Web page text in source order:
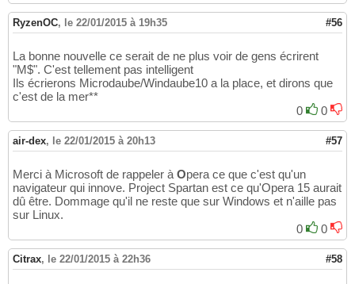
RyzenOC, le 22/01/2015 à 19h35 #56
La bonne nouvelle ce serait de ne plus voir de gens écrirent
"M$". C'est tellement pas intelligent
Ils écrierons Microdaube/Windaube10 a la place, et dirons que
c'est de la mer**
0
0
air-dex, le 22/01/2015 à 20h13 #57
Merci à Microsoft de rappeler à Opera ce que c'est qu'un
navigateur qui innove. Project Spartan est ce qu'Opera 15 aurait
dû être. Dommage qu'il ne reste que sur Windows et n'aille pas
sur Linux.
0
0
Citrax, le 22/01/2015 à 22h36 #58